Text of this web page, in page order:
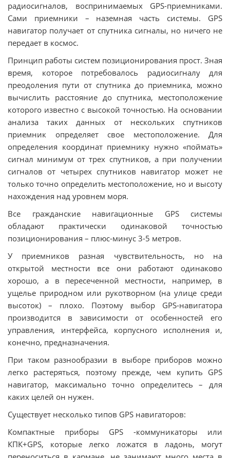
радиосигналов, воспринимаемых GPS-приемниками.
Сами приемники – наземная часть системы. GPS
навигатор получает от спутника сигналы, но ничего не
передает в космос.
Принцип работы систем позиционирования прост. Зная
время, которое потребовалось радиосигналу для
преодоления пути от спутника до приемника, можно
вычислить расстояние до спутника, местоположение
которого известно с высокой точностью. На основании
анализа таких данных от нескольких спутников
приемник определяет свое местоположение. Для
определения координат приемнику нужно «поймать»
сигнал минимум от трех спутников, а при получении
сигналов от четырех спутников навигатор может не
только точно определить местоположение, но и высоту
нахождения над уровнем моря.
Все гражданские навигационные GPS системы
обладают практически одинаковой точностью
позиционирования – плюс-минус 3-5 метров.
У приемников разная чувствительность, но на
открытой местности все они работают одинаково
хорошо, а в пересеченной местности, например, в
ущелье природном или рукотворном (на улице среди
высоток) – плохо. Поэтому выбор GPS-навигатора
производится в зависимости от особенностей его
управления, интерфейса, корпусного исполнения и,
конечно, предназначения.
При таком разнообразии в выборе приборов можно
легко растеряться, поэтому прежде, чем купить GPS
навигатор, максимально точно определитесь – для
каких целей он нужен.
Существует несколько типов GPS навигаторов:
Компактные приборы GPS -коммуникаторы или
КПК+GPS, которые легко ложатся в ладонь, могут